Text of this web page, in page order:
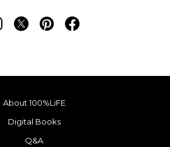
About 100%LiFE
Digital Books
Q&A